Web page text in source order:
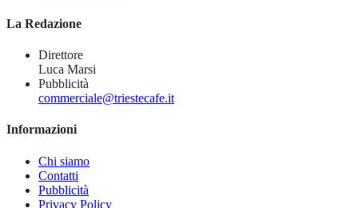
La Redazione
Direttore
Luca Marsi
Pubblicità
commerciale@triestecafe.it
Informazioni
Chi siamo
Contatti
Pubblicità
Privacy Policy